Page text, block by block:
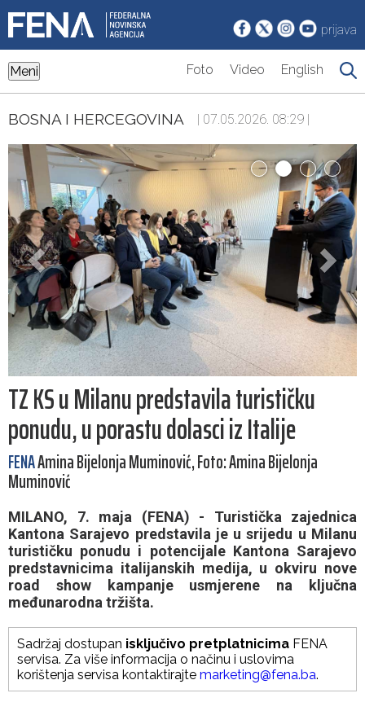
prijava
Meni Foto Video English
BOSNA I HERCEGOVINA | 07.05.2026. 08:29 |
TZ KS u Milanu predstavila turističku
ponudu, u porastu dolasci iz Italije
FENAAmina Bijelonja Muminović, Foto: Amina Bijelonja
Muminović
MILANO, 7. maja (FENA) - Turistička zajednica
Kantona Sarajevo predstavila je u srijedu u Milanu
turističku ponudu i potencijale Kantona Sarajevo
predstavnicima italijanskih medija, u okviru nove
road show kampanje usmjerene na ključna
međunarodna tržišta.
Sadržaj dostupan isključivo pretplatnicima FENA
servisa. Za više informacija o načinu i uslovima
korištenja servisa kontaktirajte marketing@fena.ba.